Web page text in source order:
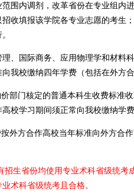
围内调剂，改革省份在专业组内
收填报该学院各专业志愿的考生
国际商务、应用物理学和材料
我校缴纳四年学费（包括在外方合
门核定的普通本科生收费标准收
校学习期间须正常向我校缴纳学费
方合作高校当年标准向外方合作
生省份均使用专业术科省级统考
术科省级统考且合格。